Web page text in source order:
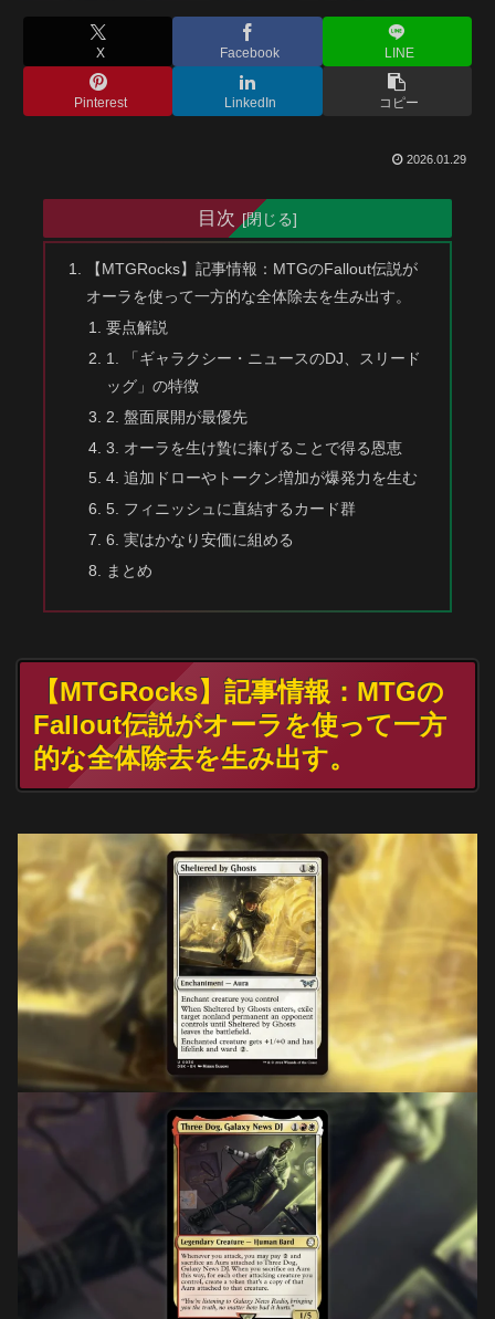
X Facebook LINE
Pinterest LinkedIn コピー
2026.01.29
目次
【MTGRocks】記事情報：MTGのFallout伝説が
オーラを使って一方的な全体除去を生み出す。
要点解説
1. 「ギャラクシー・ニュースのDJ、スリード
ッグ」の特徴
2. 盤面展開が最優先
3. オーラを生け贄に捧げることで得る恩恵
4. 追加ドローやトークン増加が爆発力を生む
5. フィニッシュに直結するカード群
6. 実はかなり安価に組める
まとめ
【MTGRocks】記事情報：MTGの
Fallout伝説がオーラを使って一方
的な全体除去を生み出す。